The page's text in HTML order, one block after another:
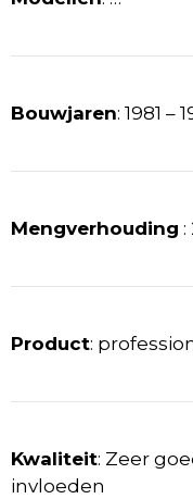
Bouwjaren: 1981 –
Mengverhouding :
Product:
Kwaliteit: Zeer
invloeden